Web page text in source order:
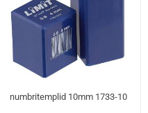
numbritemplid 10mm 1733-10